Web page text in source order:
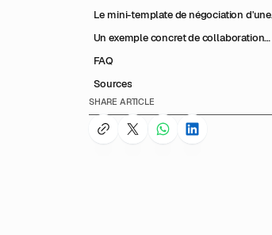
Le mini-template de négociation d'une
Un exemple concret de collaboration
FAQ
Sources
SHARE ARTICLE